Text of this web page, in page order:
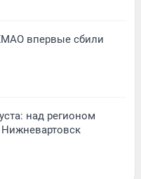
впервые сбили
над регионом